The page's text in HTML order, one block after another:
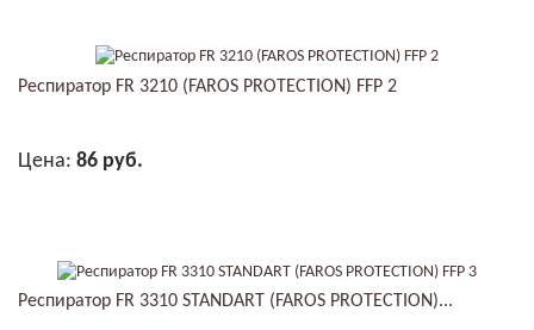
Респиратор FR 3210 (FAROS PROTECTION) FFP 2
Цена: 86 руб.
Респиратор FR 3310 STANDART (FAROS PROTECTION)...